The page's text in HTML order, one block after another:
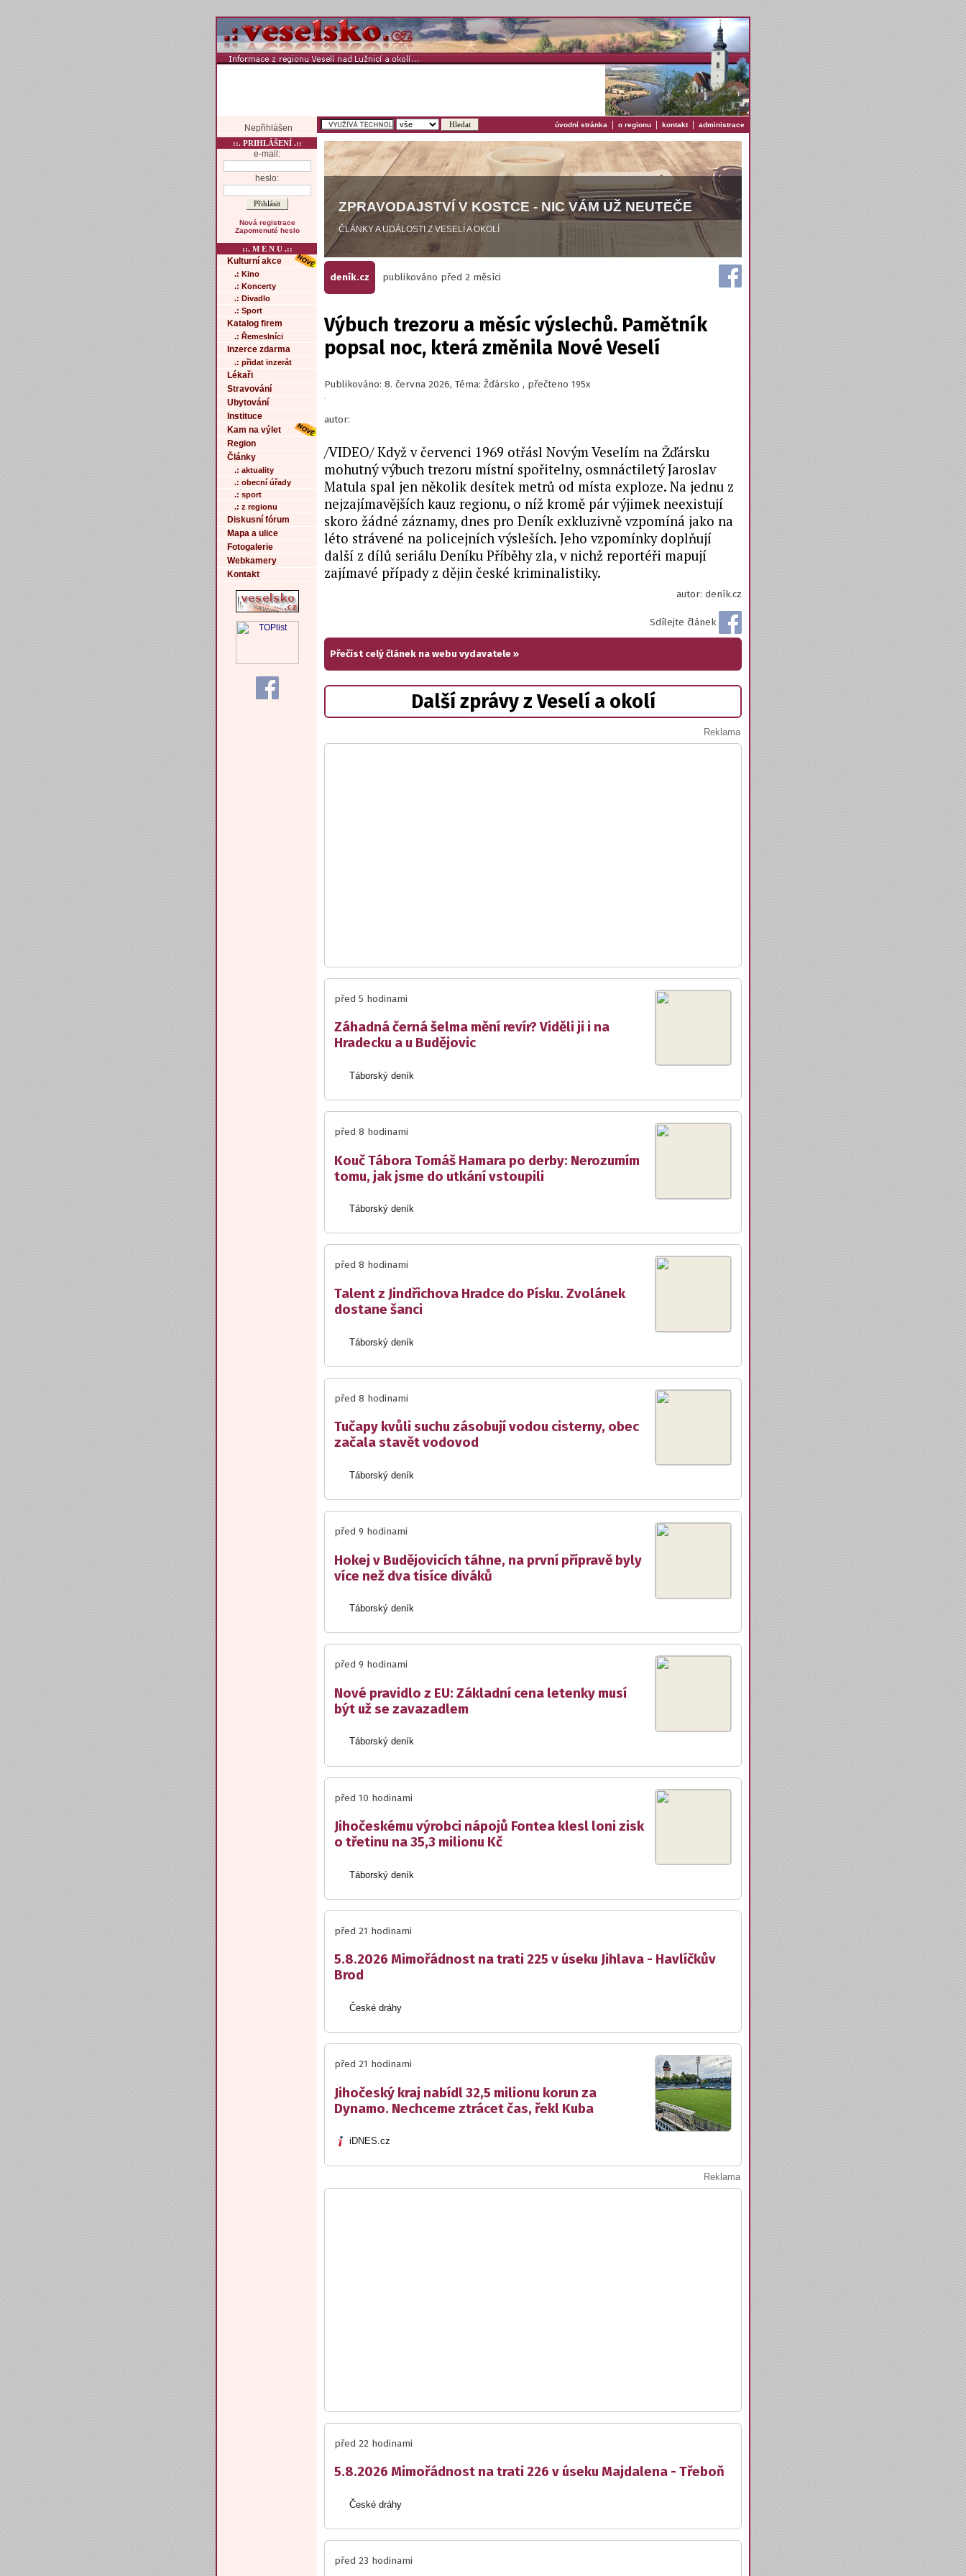
Nepřihlášen úvodní stránka | o regionu | kontakt| administrace
::. PRIHLÁŠENÍ .::
e-mail:
heslo:
Nová registrace
Zapomenuté heslo
::. M E N U .::
Kulturní akce
.: Kino
.: Koncerty
.: Divadlo
.: Sport
Katalog firem
.: Řemeslníci
Inzerce zdarma
.: přidat inzerát
Lékaři
Stravování
Ubytování
Instituce
Kam na výlet
Region
Články
.: aktuality
.: obecní úřady
.: sport
.: z regionu
Diskusní fórum
Mapa a ulice
Fotogalerie
Webkamery
Kontakt
ZPRAVODAJSTVÍ V KOSTCE - NIC VÁM UŽ NEUTEČE
ČLÁNKY A UDÁLOSTI Z VESELÍ A OKOLÍ
deník.cz publikováno před 2 měsíci
Výbuch trezoru a měsíc výslechů. Pamětník
popsal noc, která změnila Nové Veselí
Publikováno: 8. června 2026, Téma: Žďársko , přečteno 195x
autor:
/VIDEO/ Když v červenci 1969 otřásl Novým Veselím na Žďársku
mohutný výbuch trezoru místní spořitelny, osmnáctiletý Jaroslav
Matula spal jen několik desítek metrů od místa exploze. Na jednu z
nejzajímavějších kauz regionu, o níž kromě pár výjimek neexistují
skoro žádné záznamy, dnes pro Deník exkluzivně vzpomíná jako na
léto strávené na policejních výsleších. Jeho vzpomínky doplňují
další z dílů seriálu Deníku Příběhy zla, v nichž reportéři mapují
zajímavé případy z dějin české kriminalistiky.
autor: deník.cz
Sdílejte článek
Přečíst celý článek na webu vydavatele »
Další zprávy z Veselí a okolí
Reklama
před 5 hodinami
Záhadná černá šelma mění revír? Viděli ji i na
Hradecku a u Budějovic
Táborský deník
před 8 hodinami
Kouč Tábora Tomáš Hamara po derby: Nerozumím
tomu, jak jsme do utkání vstoupili
Táborský deník
před 8 hodinami
Talent z Jindřichova Hradce do Písku. Zvolánek
dostane šanci
Táborský deník
před 8 hodinami
Tučapy kvůli suchu zásobují vodou cisterny, obec
začala stavět vodovod
Táborský deník
před 9 hodinami
Hokej v Budějovicích táhne, na první přípravě byly
více než dva tisíce diváků
Táborský deník
před 9 hodinami
Nové pravidlo z EU: Základní cena letenky musí
být už se zavazadlem
Táborský deník
před 10 hodinami
Jihočeskému výrobci nápojů Fontea klesl loni zisk
o třetinu na 35,3 milionu Kč
Táborský deník
před 21 hodinami
5.8.2026 Mimořádnost na trati 225 v úseku Jihlava - Havlíčkův
Brod
České dráhy
před 21 hodinami
Jihočeský kraj nabídl 32,5 milionu korun za
Dynamo. Nechceme ztrácet čas, řekl Kuba
iDNES.cz
Reklama
před 22 hodinami
5.8.2026 Mimořádnost na trati 226 v úseku Majdalena - Třeboň
České dráhy
před 23 hodinami